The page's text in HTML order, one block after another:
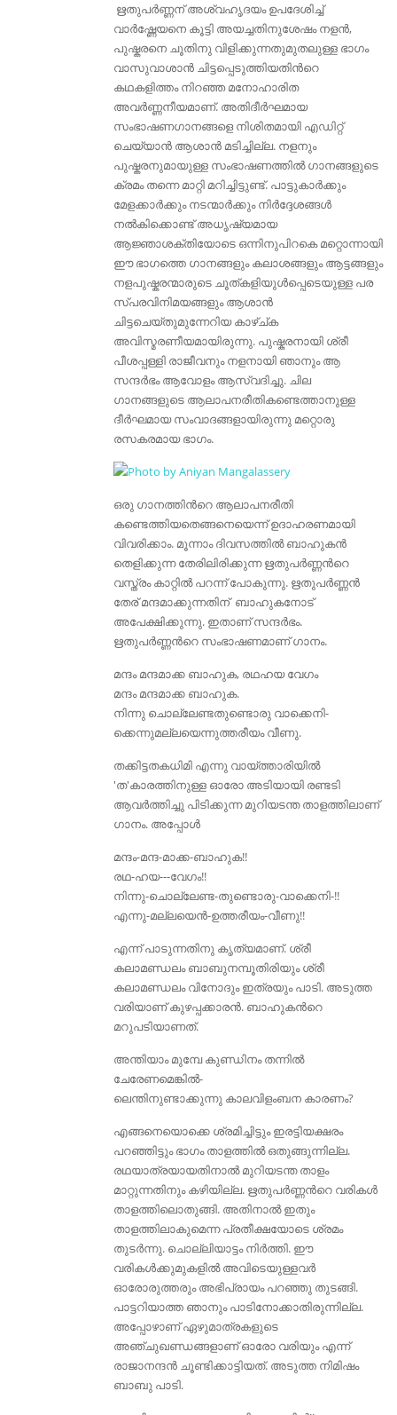
ഋതുപര്‍ണ്ണന്‌ അശ്വഹൃദയം ഉപദേശിച്ച്
വാര്‍ഷ്ണേയനെ കൂട്ടി അയച്ചതിനുശേഷം നളന്‍,
പുഷ്കരനെ ചൂതിനു വിളിക്കുന്നതുമുതലുള്ള ഭാഗം
വാസുവാശാന്‍ ചിട്ടപ്പെടുത്തിയതിന്‍റെ
കഥകളിത്തം നിറഞ്ഞ മനോഹാരിത
അവര്‍ണ്ണനീയമാണ്‌. അതിദീര്‍ഘമായ
സംഭാഷണഗാനങ്ങളെ നിശിതമായി എഡിറ്റ്
ചെയ്യാന്‍ ആശാന്‍ മടിച്ചില്ല. നളനും
പുഷ്കരനുമായുള്ള സംഭാഷണത്തില്‍ ഗാനങ്ങളുടെ
ക്രമം തന്നെ മാറ്റി മറിച്ചിട്ടുണ്ട്. പാട്ടുകാര്‍ക്കും
മേളക്കാര്‍ക്കും നടന്മാര്‍ക്കും നിര്‍ദ്ദേശങ്ങള്‍
നല്‍കിക്കൊണ്ട് അധൃഷ്യമായ
ആജ്ഞാശക്തിയോടെ ഒന്നിനുപിറകെ മറ്റൊന്നായി
ഈ ഭാഗത്തെ ഗാനങ്ങളും കലാശങ്ങളും ആട്ടങ്ങളും
നളപുഷ്കരന്മാരുടെ ചൂത്കളിയുള്‍പ്പെടെയുള്ള പര
‍സ്പരവിനിമയങ്ങളും ആശാന്‍
ചിട്ടചെയ്തുമുന്നേറിയ കാഴ്ച്ക
അവിസ്മരണീയമായിരുന്നു. പുഷ്കരനായി ശ്രീ
പീശപ്പള്ളി രാജീവനും നളനായി ഞാനും ആ
സന്ദര്‍ഭം ആവോളം ആസ്വദിച്ചു. ചില
ഗാനങ്ങളുടെ ആലാപനരീതികണ്ടെത്താനുള്ള
ദീര്‍ഘമായ സംവാദങ്ങളായിരുന്നു മറ്റൊരു
രസകരമായ ഭാഗം.
ഒരു ഗാനത്തിന്‍റെ ആലാപനരീതി
കണ്ടെത്തിയതെങ്ങനെയെന്ന് ഉദാഹരണമായി
വിവരിക്കാം. മൂന്നാം ദിവസത്തില്‍ ബാഹുകന്‍
തെളിക്കുന്ന തേരിലി‍രിക്കുന്ന ഋതുപര്‍ണ്ണന്‍റെ
വസ്ത്രം കാറ്റില്‍ പറന്ന് പോകുന്നു. ഋതുപര്‍ണ്ണന്‍
തേര്‌ മന്ദമാക്കുന്നതിന്‌ ബാഹുകനോട്
അപേക്ഷിക്കുന്നു. ഇതാണ്‌ സന്ദര്‍ഭം.
ഋതുപര്‍ണ്ണന്‍റെ സംഭാഷണമാണ്‌ ഗാനം.
മന്ദം മന്ദമാക്ക ബാഹുക, രഥഹയ വേഗം
മന്ദം മന്ദമാക്ക ബാഹുക.
നിന്നു ചൊല്ലേണ്ടതുണ്ടൊരു വാക്കെനി-
ക്കെന്നുമല്ലയെന്നുത്തരീയം വീണു.
തക്കിട്ടതകധിമി എന്നു വായ്ത്താരിയില്‍
'ത'കാരത്തിനുള്ള ഓരോ അടിയായി രണ്ടടി
ആവര്‍ത്തിച്ചു പിടിക്കുന്ന മുറിയടന്ത താളത്തിലാണ്‌
ഗാനം. അപ്പോള്‍
മന്ദം-മന്ദ-മാക്ക-ബാഹുക!!
രഥ-ഹയ---വേഗം!!
നിന്നു-ചൊല്ലേണ്ട-തുണ്ടൊരു-വാക്കെനി-!!
എന്നു-മല്ലയെന്‍-ഉത്തരീയം-വീണു!!
എന്ന് പാടുന്നതിനു കൃത്യമാണ്‌. ശ്രീ
കലാമണ്ഡലം ബാബുനമ്പൂതിരിയും ശ്രീ
കലാമണ്ഡലം വിനോദും ഇത്രയും പാടി. അടുത്ത
വരിയാണ്‌ കുഴപ്പക്കാരന്‍. ബാഹുകന്‍റെ
മറുപടിയാണത്.
അന്തിയാം മുമ്പേ കുണ്ഡിനം തന്നില്‍
ചേരേണമെങ്കില്‍-
ലെന്തിനുണ്ടാക്കുന്നു കാലവിളംബന കാരണം?
എങ്ങനെയൊക്കെ ശ്രമിച്ചിട്ടും ഇരട്ടിയക്ഷരം
പറഞ്ഞിട്ടും ഭാഗം താളത്തില്‍ ഒതുങ്ങുന്നില്ല.
രഥയാത്രയായതിനാല്‍ മുറിയടന്ത താളം
മാറ്റുന്നതിനും കഴിയില്ല. ഋതുപര്‍ണ്ണന്‍റെ വരികള്‍
താളത്തിലൊതുങ്ങി. അതിനാല്‍ ഇതും
താളത്തിലാകുമെന്ന പ്രതീക്ഷയോടെ ശ്രമം
തുടര്‍ന്നു. ചൊല്ലിയാട്ടം നിര്‍ത്തി. ഈ
വരികള്‍ക്കുമുകളില്‍ അവിടെയുള്ളവര്‍
ഓരോരുത്തരും അഭിപ്രായം പറഞ്ഞു തുടങ്ങി.
പാട്ടറിയാത്ത ഞാനും പാടിനോക്കാതിരുന്നില്ല.
അപ്പോഴാണ്‌ ഏഴുമാത്രകളുടെ
അഞ്ചുഖണ്ഡങ്ങളാണ്‌ ഓരോ വരിയും എന്ന്
രാജാനന്ദന്‍ ചൂണ്ടിക്കാട്ടിയത്. അടുത്ത നിമിഷം
ബാബു പാടി.